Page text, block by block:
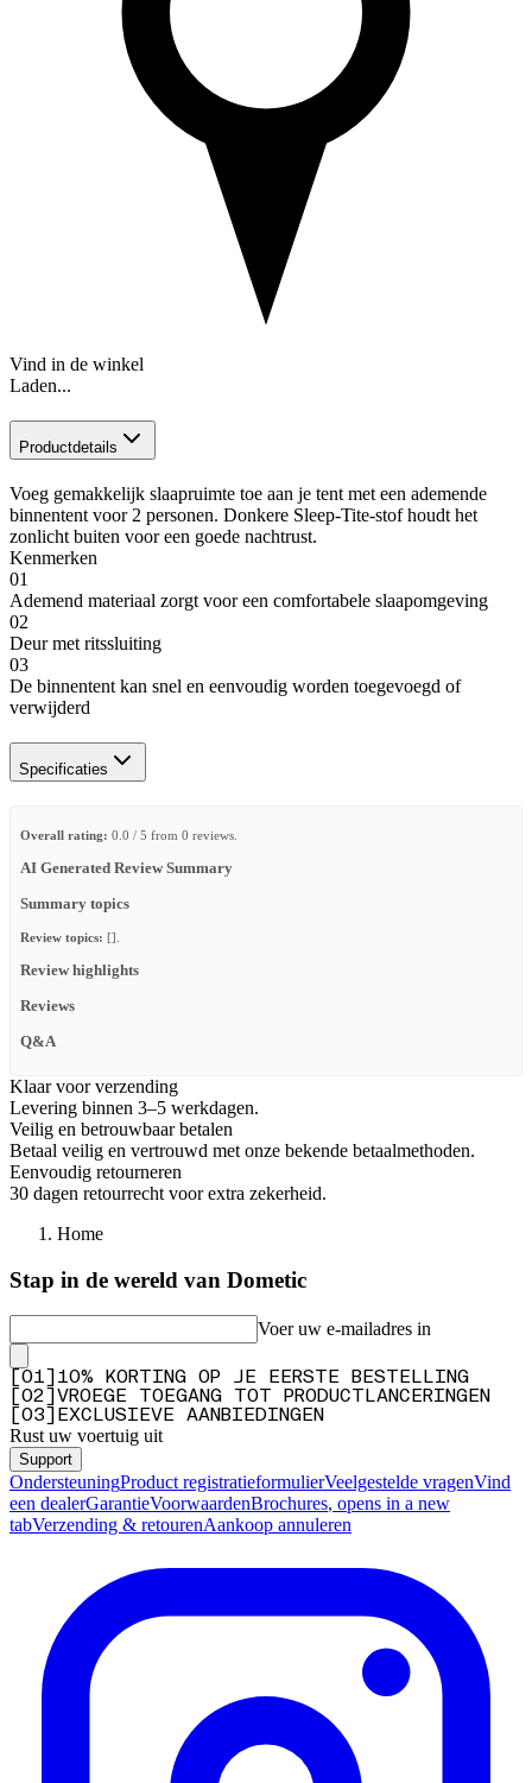
Vind in de winkel
Laden...
Productdetails
Voeg gemakkelijk slaapruimte toe aan je tent met een ademende
binnentent voor 2 personen. Donkere Sleep-Tite-stof houdt het
zonlicht buiten voor een goede nachtrust.
Kenmerken
01
Ademend materiaal zorgt voor een comfortabele slaapomgeving
02
Deur met ritssluiting
03
De binnentent kan snel en eenvoudig worden toegevoegd of
verwijderd
Specificaties
Overall rating: 0.0 / 5 from 0 reviews.
AI Generated Review Summary
Summary topics
Review topics: [].
Review highlights
Reviews
Q&A
Klaar voor verzending
Levering binnen 3–5 werkdagen.
Veilig en betrouwbaar betalen
Betaal veilig en vertrouwd met onze bekende betaalmethoden.
Eenvoudig retourneren
30 dagen retourrecht voor extra zekerheid.
Home
Stap in de wereld van Dometic
Voer uw e-mailadres in
01
10% KORTING OP JE EERSTE BESTELLING
02
VROEGE TOEGANG TOT PRODUCTLANCERINGEN
03 EXCLUSIEVE AANBIEDINGEN
Rust uw voertuig uit
Support
OndersteuningProduct registratieformulierVeelgestelde vragenVind
een dealerGarantieVoorwaardenBrochures, opens in a new
tabVerzending & retourenAankoop annuleren